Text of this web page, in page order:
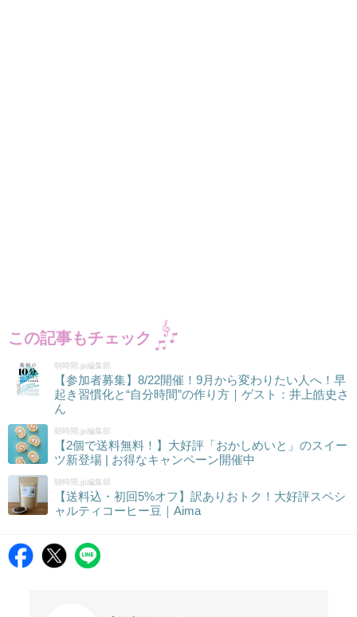
この記事もチェック
朝時間.jp編集部
【参加者募集】8/22開催！9月から変わりたい人へ！早
起き習慣化と“自分時間”の作り方｜ゲスト：井上皓史さ
ん
朝時間.jp編集部
【2個で送料無料！】大好評「おかしめいと」のスイー
ツ新登場 | お得なキャンペーン開催中
朝時間.jp編集部
【送料込・初回5%オフ】訳ありおトク！大好評スペシ
ャルティコーヒー豆｜Aima